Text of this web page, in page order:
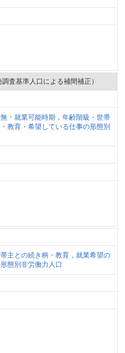
査基準人口による補間補正）
・就業可能時期，年齢階級・世帯
教育・希望している仕事の形態別
主との続き柄・教育，就業希望の
態別非労働力人口